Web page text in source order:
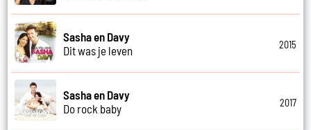
Sasha en Davy
Dit was je leven
2015
Sasha en Davy
Do rock baby
2017